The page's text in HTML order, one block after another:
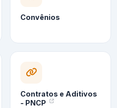
Convênios
Contratos e Aditivos
- PNCP